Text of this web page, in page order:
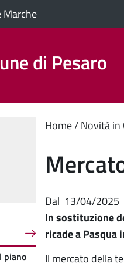
Marche
di Pesaro
Aree
Home Novità in
Dal 13/04/2025
In sostituzione
ricade a Pasqua
Il mercato della
piano